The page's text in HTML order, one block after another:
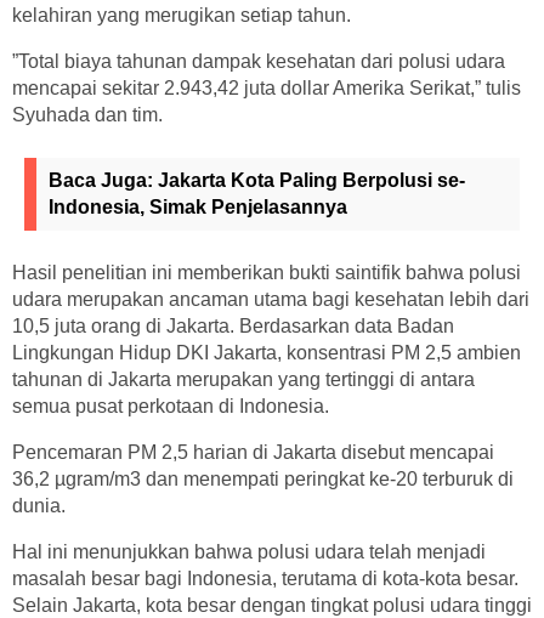
kelahiran yang merugikan setiap tahun.
”Total biaya tahunan dampak kesehatan dari polusi udara
mencapai sekitar 2.943,42 juta dollar Amerika Serikat,” tulis
Syuhada dan tim.
Baca Juga: Jakarta Kota Paling Berpolusi se-
Indonesia, Simak Penjelasannya
Hasil penelitian ini memberikan bukti saintifik bahwa polusi
udara merupakan ancaman utama bagi kesehatan lebih dari
10,5 juta orang di Jakarta. Berdasarkan data Badan
Lingkungan Hidup DKI Jakarta, konsentrasi PM 2,5 ambien
tahunan di Jakarta merupakan yang tertinggi di antara
semua pusat perkotaan di Indonesia.
Pencemaran PM 2,5 harian di Jakarta disebut mencapai
36,2 µgram/m3 dan menempati peringkat ke-20 terburuk di
dunia.
Hal ini menunjukkan bahwa polusi udara telah menjadi
masalah besar bagi Indonesia, terutama di kota-kota besar.
Selain Jakarta, kota besar dengan tingkat polusi udara tinggi